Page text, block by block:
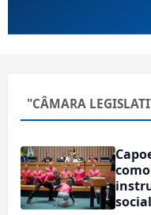
"CÂMARA
social